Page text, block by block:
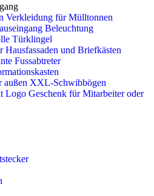
Verkleidung für Mülltonnen
Beleuchtung
Türklingel
Hausfassaden und Briefkästen
Fussabtreter
außen XXL-Schwibbögen
Logo Geschenk für Mitarbeiter oder